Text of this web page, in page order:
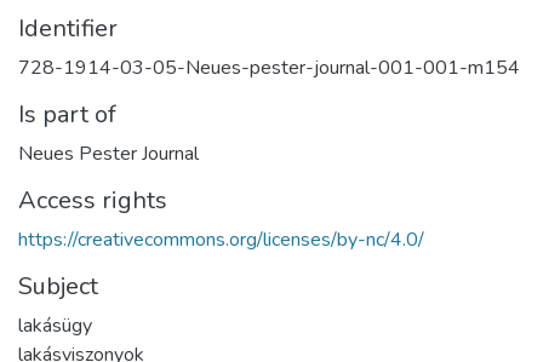
Identifier
728-1914-03-05-Neues-pester-journal-001-001-m154
Is part of
Neues Pester Journal
Access rights
https://creativecommons.org/licenses/by-nc/4.0/
Subject
lakásügy
lakásviszonyok